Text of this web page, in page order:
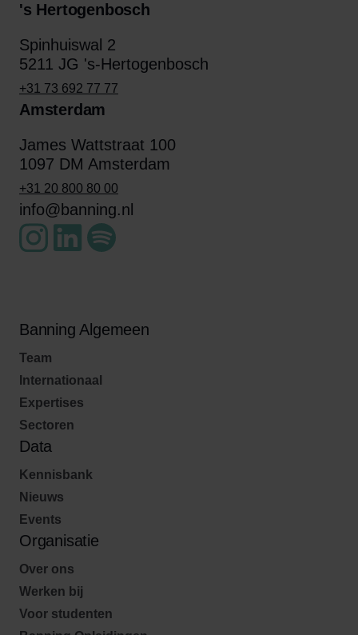
's Hertogenbosch
Spinhuiswal 2
5211 JG 's-Hertogenbosch
+31 73 692 77 77
Amsterdam
James Wattstraat 100
1097 DM Amsterdam
+31 20 800 80 00
info@banning.nl
Banning Algemeen
Team
Internationaal
Expertises
Sectoren
Data
Kennisbank
Nieuws
Events
Organisatie
Over ons
Werken bij
Voor studenten